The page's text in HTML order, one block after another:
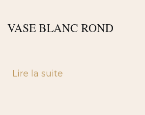
VASE BLANC ROND
Lire la suite